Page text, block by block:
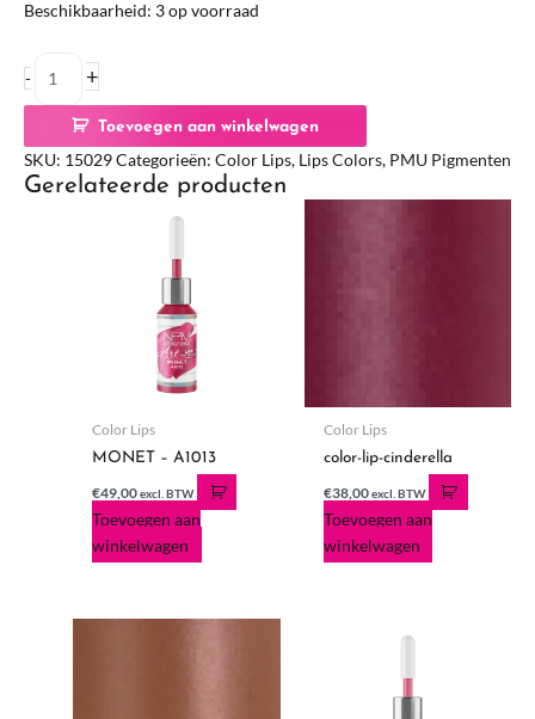
Beschikbaarheid: 3 op voorraad
- +
Toevoegen aan winkelwagen
SKU: 15029Categorieën: Color Lips, Lips Colors, PMU Pigmenten
Gerelateerde producten
Color Lips
MONET – A1013
€49,00 excl. BTW
Toevoegen aan
winkelwagen
Color Lips
color-lip-cinderella
€38,00excl. BTW
Toevoegen aan
winkelwagen